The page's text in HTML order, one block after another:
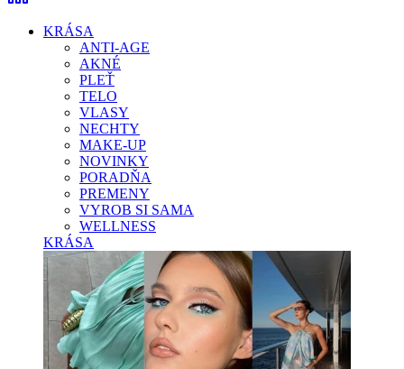
KRÁSA
ANTI-AGE
AKNÉ
PLEŤ
TELO
VLASY
NECHTY
MAKE-UP
NOVINKY
PORADŇA
PREMENY
VYROB SI SAMA
WELLNESS
KRÁSA